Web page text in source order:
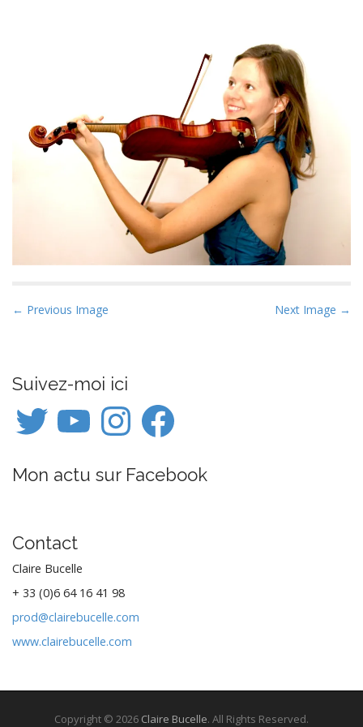
P
t
n
a
v
g
i
o
n
← Previous Image Next Image →
Suivez-moi ici
Twitter InstagramFacebook
Mon actu sur Facebook
Contact
Claire Bucelle
+ 33 (0)6 64 16 41 98
prod@clairebucelle.com
www.clairebucelle.com
Copyright © 2026 Claire Bucelle. All Rights Reserved.